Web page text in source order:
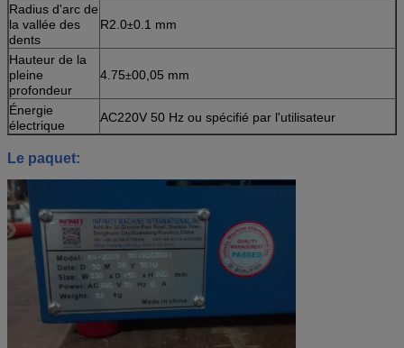
Radius d'arc de
la vallée des
dents
R2.0±0.1 mm
Hauteur de la
pleine
profondeur
4.75±00,05 mm
Énergie
électrique
AC220V 50 Hz ou spécifié par l'utilisateur
Le paquet: